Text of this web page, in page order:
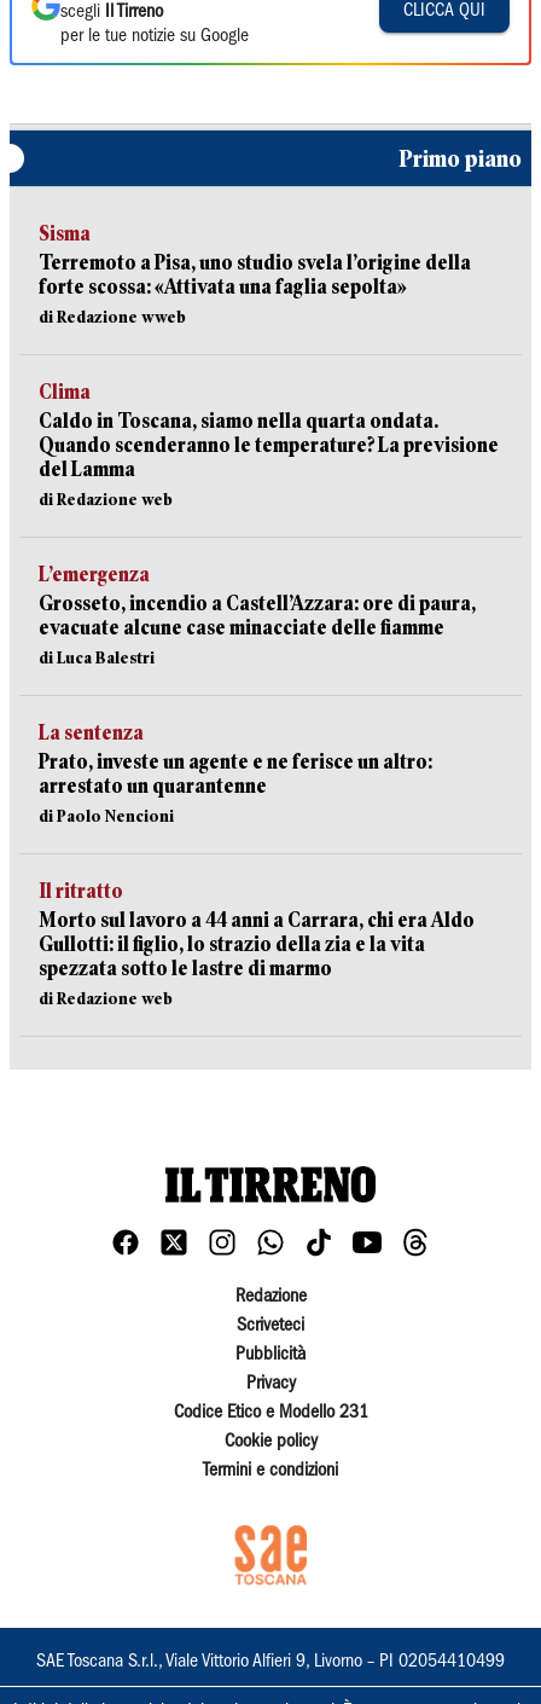
scegli
Il Tirreno
per le tue notizie su Google
CLICCA QUI
Primo piano
Sisma
Terremoto a Pisa, uno studio svela l’origine della
forte scossa: «Attivata una faglia sepolta»
di Redazione wweb
Clima
Caldo in Toscana, siamo nella quarta ondata.
Quando scenderanno le temperature? La previsione
del Lamma
di Redazione web
L’emergenza
Grosseto, incendio a Castell’Azzara: ore di paura,
evacuate alcune case minacciate delle fiamme
di Luca Balestri
La sentenza
Prato, investe un agente e ne ferisce un altro:
arrestato un quarantenne
di Paolo Nencioni
Il ritratto
Morto sul lavoro a 44 anni a Carrara, chi era Aldo
Gullotti: il figlio, lo strazio della zia e la vita
spezzata sotto le lastre di marmo
di Redazione web
Redazione
Scriveteci
Pubblicità
Privacy
Codice Etico e Modello 231
Cookie policy
Termini e condizioni
SAE Toscana S.r.l., Viale Vittorio Alfieri 9, Livorno – PI 02054410499